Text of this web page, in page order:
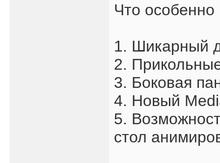
Что особенно
1. Шикарный
2.
3. Боковая
4. Новый
5.
стол